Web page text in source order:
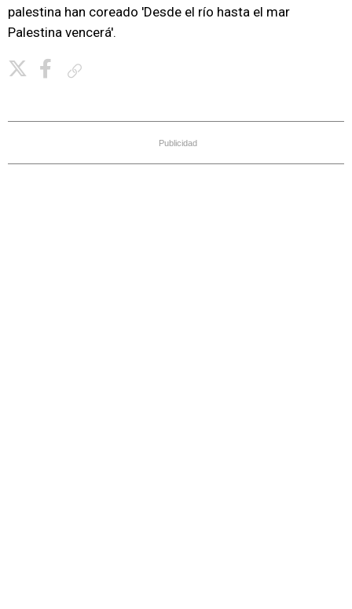
palestina han coreado 'Desde el río hasta el mar
Palestina vencerá'.
Publicidad